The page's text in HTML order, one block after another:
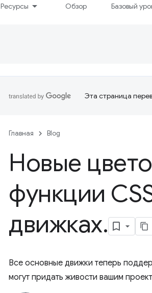
Ресурсы Обзор Базовый
Эта страница
Главная Blog
Новые
функции
движках.
Все основные движки теперь
могут придать живости вашим